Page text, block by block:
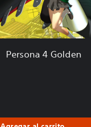
Persona 4 Golden